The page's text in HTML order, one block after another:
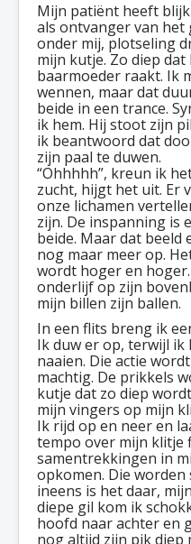
Mijn patiënt heeft
als ontvanger van het
onder mij, plotseling
mijn kutje. Zo diep
baarmoeder raakt. Ik
wennen, maar dat
beide in een trance.
ik hem. Hij stoot zijn
ik beantwoord dat
zijn paal te duwen.
“Ohhhhh”, kreun ik
zucht, hijgt het uit. Er
onze lichamen
zijn. De inspanning is
beide. Maar dat beeld
nog maar meer op.
wordt hoger en
onderlijf op zijn
mijn billen zijn ballen.
In een flits breng ik
Ik duw er op, terwijl
naaien. Die actie
machtig. De prikkels
kutje dat zo diep
mijn vingers op mijn
Ik rijd op en neer en
tempo over mijn klitje
samentrekkingen in
opkomen. Die
ineens is het daar,
diepe gil kom ik
hoofd naar achter en
nog altijd zijn pik diep